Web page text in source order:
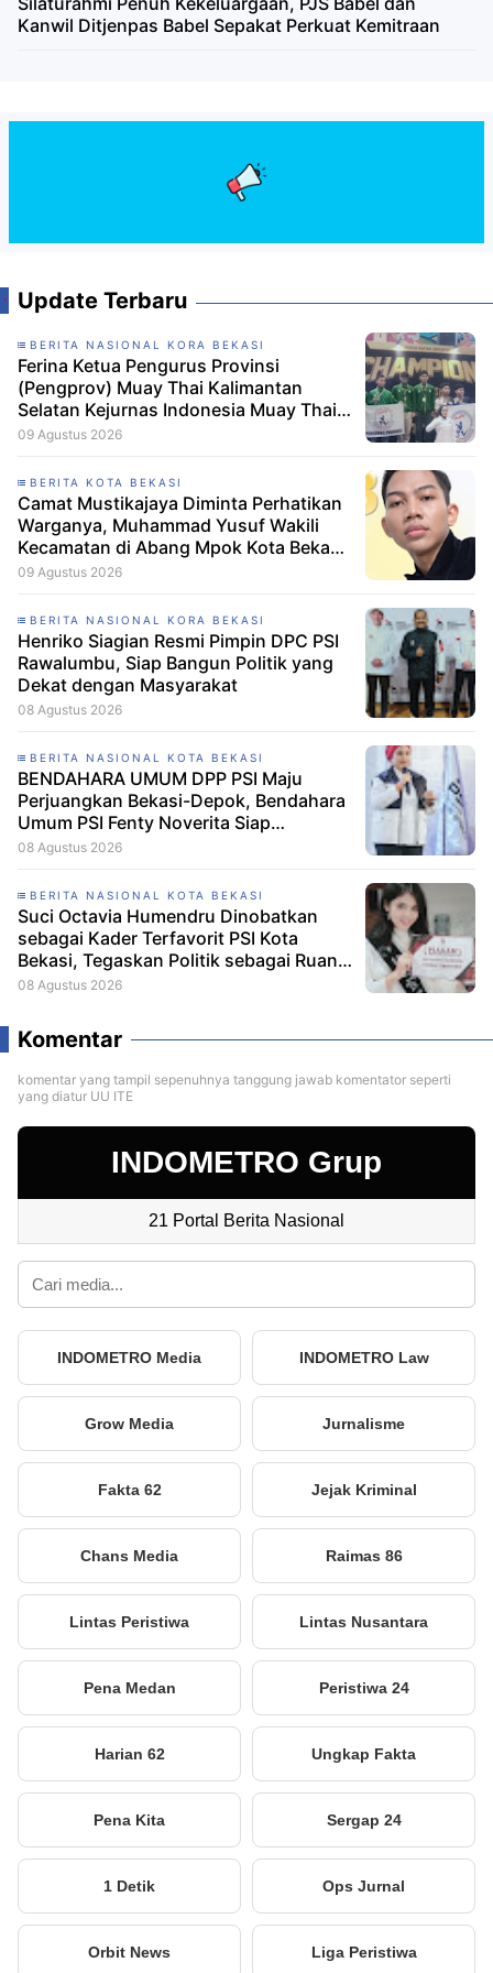
Kanwil Ditjenpas Babel Sepakat Perkuat Kemitraan
Update Terbaru
BERITA NASIONAL KORA BEKASI
Ferina Ketua Pengurus Provinsi
(Pengprov) Muay Thai Kalimantan
Selatan Kejurnas Indonesia Muay Thai
Championship 2026 Berjalan Lancar,
09 Agustus 2026
BERITA KOTA BEKASI
Camat Mustikajaya Diminta Perhatikan
Warganya, Muhammad Yusuf Wakili
Kecamatan di Abang Mpok Kota Bekasi
2026 Muhammad Yusuf Lolos
Camat Mustikajaya Didorong Beri
Dukungan
09 Agustus 2026
BERITA NASIONAL KORA BEKASI
Henriko Siagian Resmi Pimpin DPC PSI
Rawalumbu, Siap Bangun Politik yang
Dekat dengan Masyarakat
08 Agustus 2026
BERITA NASIONAL KOTA BEKASI
BENDAHARA UMUM DPP PSI Maju
Perjuangkan Bekasi-Depok, Bendahara
Umum PSI Fenty Noverita Siap
Bertarung di Dapil Jabar VI
08 Agustus 2026
BERITA NASIONAL KOTA BEKASI
Suci Octavia Humendru Dinobatkan
sebagai Kader Terfavorit PSI Kota
Bekasi, Tegaskan Politik sebagai Ruang
untuk Bertumbuh Bersama
08 Agustus 2026
Komentar
komentar yang tampil sepenuhnya tanggung jawab komentator seperti
yang diatur UU ITE
INDOMETRO Grup
21 Portal Berita Nasional
INDOMETRO Media INDOMETRO Law
Grow Media Jurnalisme
Fakta 62 Jejak Kriminal
Chans Media Raimas 86
Lintas Peristiwa Lintas Nusantara
Pena Medan Peristiwa 24
Harian 62 Ungkap Fakta
Pena Kita Sergap 24
1 Detik Ops Jurnal
Orbit News Liga Peristiwa